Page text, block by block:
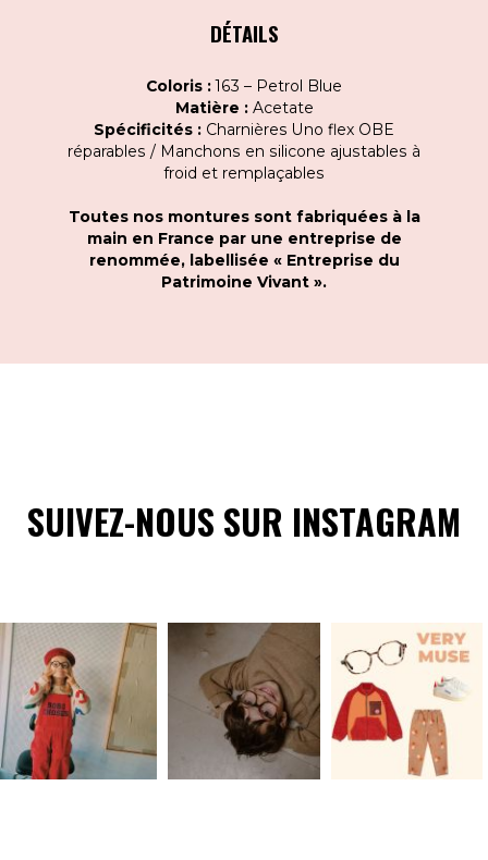
DÉTAILS
Coloris :163 – Petrol Blue
Matière : Acetate
Spécificités : Charnières Uno flex OBE
réparables / Manchons en silicone ajustables à
froid et remplaçables
Toutes nos montures sont fabriquées à la
main en France par une entreprise de
renommée, labellisée « Entreprise du
Patrimoine Vivant ».
SUIVEZ-NOUS SUR INSTAGRAM